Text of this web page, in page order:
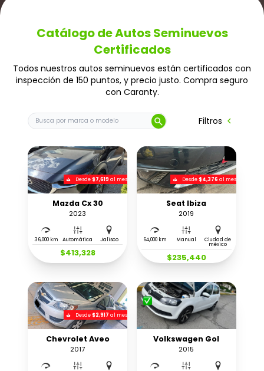
Catálogo de Autos Seminuevos
Certificados
Todos nuestros autos seminuevos están certificados con
inspección de 150 puntos, y precio justo. Compra seguro
con Caranty.
Buscar auto por marca o modelo
search Filtros chevron_left
Desde$7,619al mes
Mazda Cx 30
2023
36,000 km Automática Jalisco
$413,328
Desde$4,376 al mes
Seat Ibiza
2019
64,000 km Manual Ciudad de
méxico
$235,440
Desde$2,917 al mes
Chevrolet Aveo
2017
Volkswagen Gol
2015